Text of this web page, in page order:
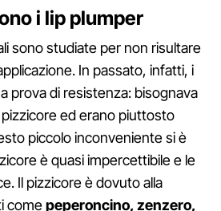
i lip plumper
sono studiate per non risultare
In passato, infatti, i
prova di resistenza: bisognava
ed erano piuttosto
piccolo inconveniente si è
è quasi impercettibile e le
Il pizzicore è dovuto alla
comepeperoncino, zenzero,